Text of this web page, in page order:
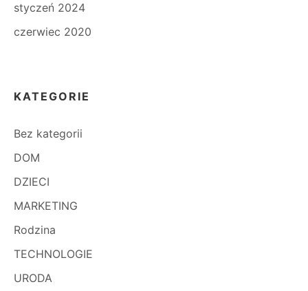
styczeń 2024
czerwiec 2020
KATEGORIE
Bez kategorii
DOM
DZIECI
MARKETING
Rodzina
TECHNOLOGIE
URODA